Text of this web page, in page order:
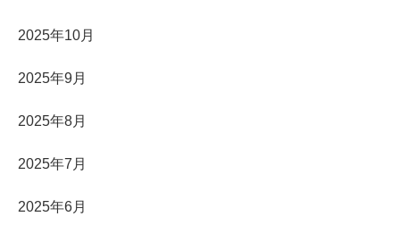
2025年10月
2025年9月
2025年8月
2025年7月
2025年6月